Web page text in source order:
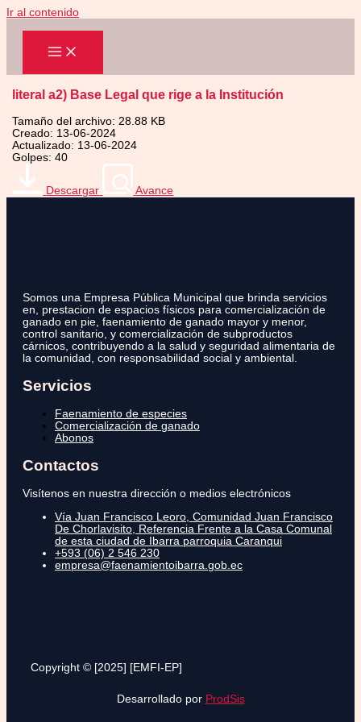
Ir al contenido
literal a2) Base Legal que rige a la Institución
Tamaño del archivo: 28.88 KB
Creado: 13-06-2024
Actualizado: 13-06-2024
Golpes: 40
Descargar Avance
Somos una Empresa Pública Municipal que brinda servicios
en, prestacion de espacios físicos para comercialización de
ganado en pie, faenamiento de ganado mayor y menor,
control sanitario, y comercialización de subproductos
cárnicos, contribuyendo a la salud y seguridad alimentaria de
la comunidad, con responsabilidad social y ambiental.
Servicios
Faenamiento de especies
Comercialización de ganado
Abonos
Contactos
Visítenos en nuestra dirección o medios electrónicos
Vía Juan Francisco Leoro, Comunidad Juan Francisco
De Chorlavisito, Referencia Frente a la Casa Comunal
de esta ciudad de Ibarra parroquia Caranqui
+593 (06) 2 546 230
empresa@faenamientoibarra.gob.ec
Copyright © [2025] [EMFI-EP]
Desarrollado por ProdSis